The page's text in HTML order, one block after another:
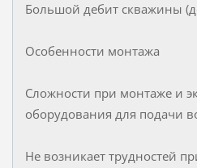
Большой дебит скважины
Особенности монтажа
Сложности при монтаже и
оборудования для подачи
Не возникает трудностей